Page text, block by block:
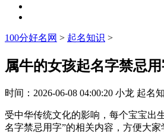
100分好名网 > 起名知识 >
属牛的女孩起名字禁忌
时间： 2026-06-08 04:00:20 小龙 起名
受中华传统文化的影响，每个宝宝出
名字禁忌用字”的相关内容，方便大